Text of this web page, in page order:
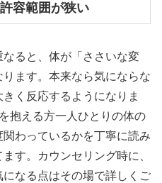
容範囲が狭い
ると、体が「ささいな変
ます。本来なら気にならな
く反応するようになりま
抱える方一人ひとりの体の
わっているかを丁寧に読み
す。カウンセリング時に、
なる点はその場で詳しくご